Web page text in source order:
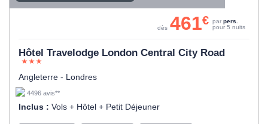
Hôtel Travelodge London Central City Road
Angleterre - Londres
4496 avis**
Inclus : Vols + Hôtel + Petit Déjeuner
dès 461€ par pers.
pour 5 nuits